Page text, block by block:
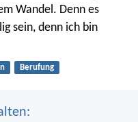
Wandel. Denn es
sein, denn ich bin
Berufung